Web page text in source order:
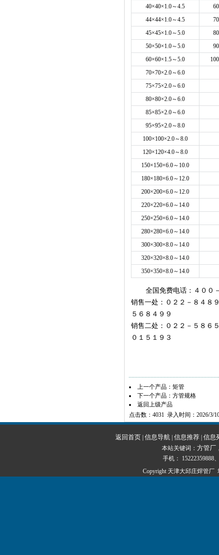
40×40×1.0～4.5
44×44×1.0～4.5
45×45×1.0～5.0
50×50×1.0～5.0
60×60×1.5～5.0
70×70×2.0～6.0
75×75×2.0～6.0
80×80×2.0～6.0
85×85×2.0～6.0
95×95×2.0～8.0
100×100×2.0～8.0
120×120×4.0～8.0
150×150×6.0～10.0
180×180×6.0～12.0
200×200×6.0～12.0
220×220×6.0～14.0
250×250×6.0～14.0
280×280×6.0～14.0
300×300×8.0～14.0
320×320×8.0～14.0
350×350×8.0～14.0
全国免费电话：４００
销售一处：０２２－８
５６８４９９
销售二处：０２２－５
０１５１９３
上一个产品： 矩管
下一个产品： 方管规格
返回上级产品
点击数：4031 录入时间：2026/3/
返回首页 信息导航 信息推荐 信息
本站关键词： 方管厂
手机： 15222359888
Copyright 天津大邱庄焊管